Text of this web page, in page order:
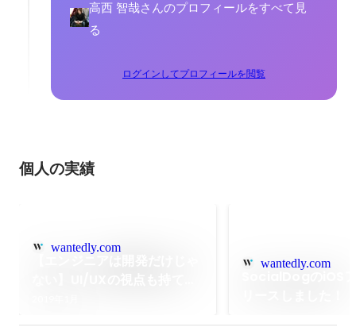
高西 智哉さんのプロフィールをすべて見
る
ログインしてプロフィールを閲覧
個人の実績
wantedly.com
wantedly.com